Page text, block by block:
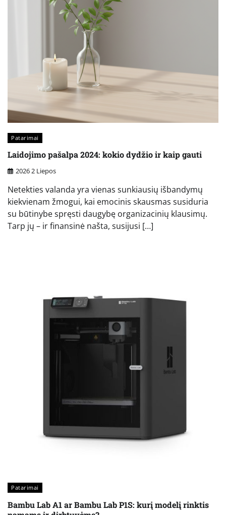
Patarimai
Laidojimo pašalpa 2024: kokio dydžio ir kaip gauti
2026 2 Liepos
Netekties valanda yra vienas sunkiausių išbandymų
kiekvienam žmogui, kai emocinis skausmas susiduria
su būtinybe spręsti daugybę organizacinių klausimų.
Tarp jų – ir finansinė našta, susijusi […]
Patarimai
Bambu Lab A1 ar Bambu Lab P1S: kurį modelį rinktis